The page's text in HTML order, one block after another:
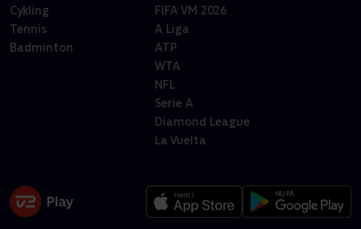
Cykling
Tennis
Badminton
FIFA VM 2026
A Liga
ATP
WTA
NFL
Serie A
Diamond League
La Vuelta